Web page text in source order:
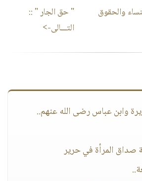
والحقوق
" حق الجار " ::
التـــالى->
وابن عباس رضى الله عنهم..
صداق المرأة في حرير